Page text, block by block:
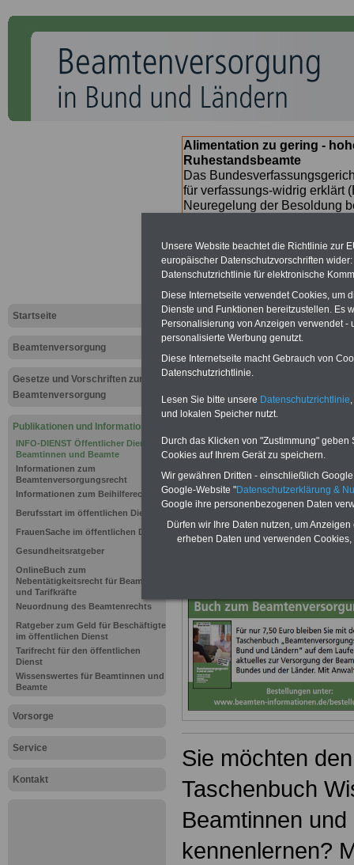
Startseite
Beamtenversorgung
Gesetze und Vorschriften zur
Beamtenversorgung
Publikationen und Informationen
INFO-DIENST Öffentlicher Dienst-
Beamtinnen und Beamte
Informationen zum
Beamtenversorgungsrecht
Informationen zum Beihilferecht
Berufsstart im öffentlichen Dienst
FrauenSache im öffentlichen Dienst
Gesundheitsratgeber
OnlineBuch zum
Nebentätigkeitsrecht für Beamte
und Tarifkräfte
Neuordnung des Beamtenrechts
Ratgeber zum Geld für Beschäftigte
im öffentlichen Dienst
Tarifrecht für den öffentlichen
Dienst
Wissenswertes für Beamtinnen und
Beamte
Vorsorge
Service
Kontakt
Alimentation zu gering -
Ruhestandsbeamte
Das
für verfassungs-widrig erklärt
Neuregelung der Besoldung
Beamte zwischen mind.
SERVICE gibt hierzu im II.
(unmittelbar nach Beschluss
Bundesregierung >>>
zur
INFO-
(früher
Beamten-
22,50 Euro
Sie möchten
Taschenbuch
Beamtinnen
kennenlernen?
Unsere Website beachtet die Richtlinie zur
europäischer Datenschutzvorschriften
Datenschutzrichtlinie für elektronische
Diese Internetseite verwendet Cookies, um
Dienste und Funktionen bereitzustellen. Es
Personalisierung von Anzeigen verwendet
personalisierte Werbung genutzt.
Diese Internetseite macht Gebrauch von
Datenschutzrichtlinie.
Lesen Sie bitte unsere Datenschutzrichtlinie
und lokalen Speicher nutzt.
Durch das Klicken von "Zustimmung"
Cookies auf Ihrem Gerät zu speichern.
Wir gewähren Dritten - einschließlich
Google-Website "Datenschutzerklärung &
Google ihre personenbezogenen Daten
Dürfen wir Ihre Daten nutzen, um
erheben Daten und verwenden